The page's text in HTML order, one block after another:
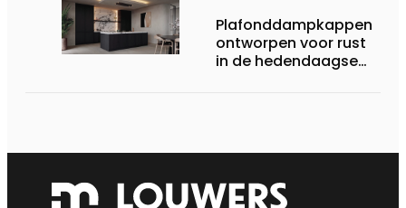
Plafonddampkappen
ontworpen voor rust
in de hedendaagse